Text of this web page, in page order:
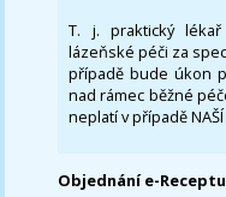
T. j. praktický
lázeňské péči za
případě bude úkon
nad rámec běžné
neplatí v případě
Objednání e-